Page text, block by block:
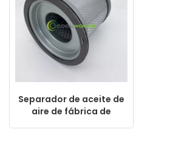
Separador de aceite de
aire de fábrica de